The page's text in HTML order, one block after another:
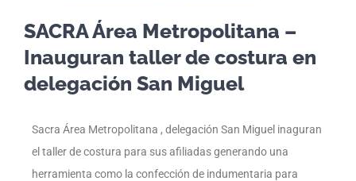
SACRA Área Metropolitana –
Inauguran taller de costura en
delegación San Miguel
Sacra Área Metropolitana , delegación San Miguel inaguran
el taller de costura para sus afiliadas generando una
herramienta como la confección de indumentaria para